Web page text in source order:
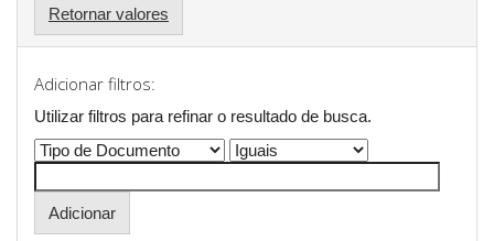
Retornar valores
Adicionar filtros:
Utilizar filtros para refinar o resultado de busca.